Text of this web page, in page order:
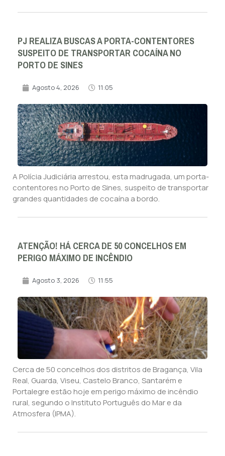
PJ REALIZA BUSCAS A PORTA-CONTENTORES
SUSPEITO DE TRANSPORTAR COCAÍNA NO
PORTO DE SINES
Agosto 4, 2026 11:05
A Polícia Judiciária arrestou, esta madrugada, um porta-
contentores no Porto de Sines, suspeito de transportar
grandes quantidades de cocaína a bordo.
ATENÇÃO! HÁ CERCA DE 50 CONCELHOS EM
PERIGO MÁXIMO DE INCÊNDIO
Agosto 3, 2026 11:55
Cerca de 50 concelhos dos distritos de Bragança, Vila
Real, Guarda, Viseu, Castelo Branco, Santarém e
Portalegre estão hoje em perigo máximo de incêndio
rural, segundo o Instituto Português do Mar e da
Atmosfera (IPMA).